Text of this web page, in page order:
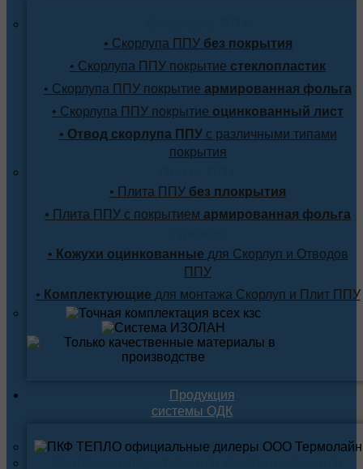
• Скорлупа ППУбез покрытия
• Скорлупа ППУ покрытие стеклопластик
• Скорлупа ППУ покрытие армированная фольга
• Скорлупа ППУ покрытие оцинкованный лист
• Отвод скорлупа ППУс различными типами
покрытия
• Плита ППУ без плокрытия
• Плита ППУ с покрытием армированная фольга
• Кожухи оцинкованные для Скорлуп и Отводов
ППУ
• Комплектующие для монтажа Скорлуп и Плит ППУ
Продукция
системы ОДК